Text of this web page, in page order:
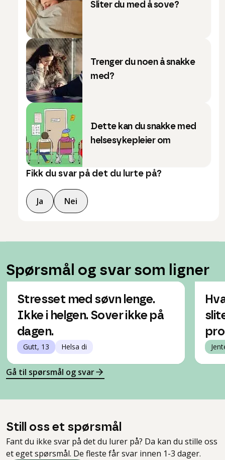
Sliter du med å sove?
Trenger du noen å snakke
med?
Dette kan du snakke med
helsesykepleier om
Fikk du svar på det du lurte på?
Ja Nei
Spørsmål og svar som ligner
Stresset med søvn lenge.
Ikke i helgen. Sover ikke på
dagen.
Gutt, 13 Helsa di
Gå til spørsmål og svar
Still oss et spørsmål
Fant du ikke svar på det du lurer på? Da kan du stille oss
et eget spørsmål. De fleste får svar innen 1-3 dager.